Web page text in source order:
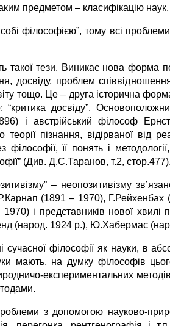
предметом – класифікацію наук.
філософією”, тому всі проблеми
такої тези. Виникає нова форма
досвіду, проблем співвідношення
тощо. Це – друга історична
досвіду”.
і австрійський філософ
пізнання, відірваної від
її понять і
(Див. Д.С.Таранов, т.2, стор.477).
– неопозитивізму
(1891 – 1970), Г.Рейхенбах
і представників нової хвилі
(народ. 1924 р.), Ю.Хабермас
сучасної філософії як науки, в
мають, на думку філософів
експериментальних
з допомогою науково-